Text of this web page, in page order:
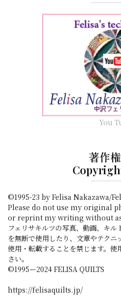
You
著作
©1995-23 by Felisa Nakazawa/
Please do not use my original
or reprint my writing without
フェリサキルツの写真、動画、キル
を無断で使用したり、文章やテクニ
使用・転載することを禁じます。
さい。
©️1995ー2024 FELISA QUILTS
https://felisaquilts.jp/